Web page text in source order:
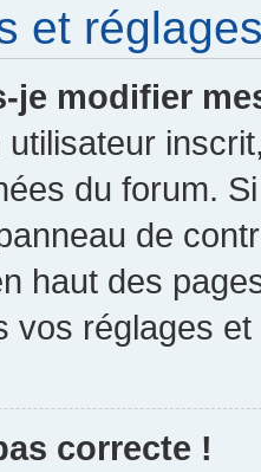
et
je modifier
du forum.
de
haut des
vos réglages
correcte !